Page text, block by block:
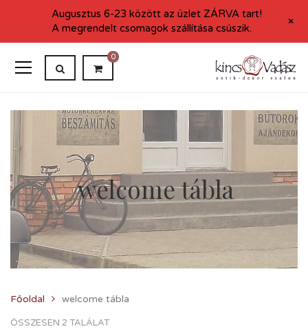
0
welcome tábla
Főoldal welcome tábla
ÖSSZESEN 2 TALÁLAT
Augusztus 6-23 között az üzlet ZÁRVA tart!
A megrendelt csomagok szállítása csúszik.
+